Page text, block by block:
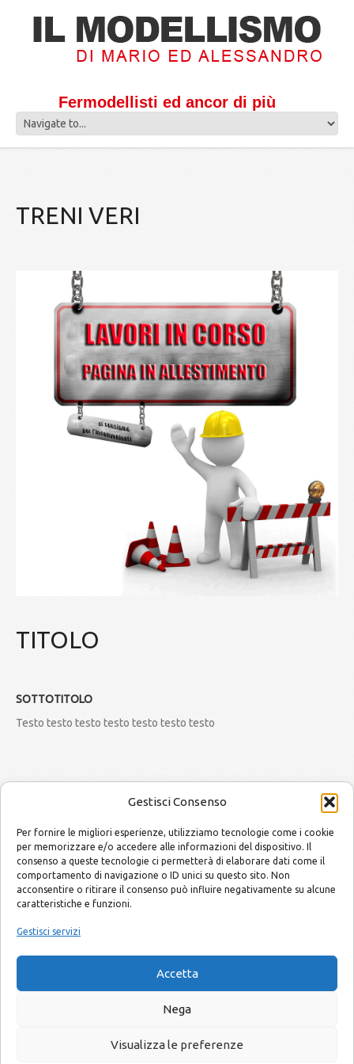
Gestisci Consenso
Per fornire le migliori esperienze, utilizziamo tecnologie come i cookie
per memorizzare e/o accedere alle informazioni del dispositivo. Il
consenso a queste tecnologie ci permetterà di elaborare dati come il
comportamento di navigazione o ID unici su questo sito. Non
acconsentire o ritirare il consenso può influire negativamente su alcune
caratteristiche e funzioni.
Gestisci servizi
Accetta
Nega
Visualizza le preferenze
Fermodellisti ed ancor di più
TRENI VERI
TITOLO
SOTTOTITOLO
Testo testo testo testo testo testo testo
MODELLISMO by Mario and AlessandroCopyright © 2014
|Cookie Policy